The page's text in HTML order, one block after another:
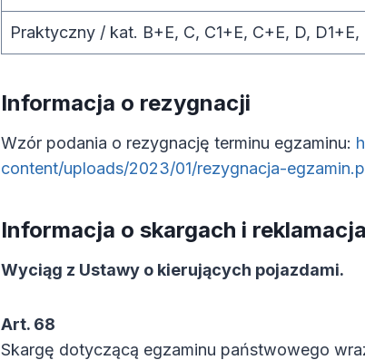
Praktyczny / kat. B+E, C, C1+E, C+E, D, D1+E,
Informacja o rezygnacji
Wzór podania o rezygnację terminu egzaminu:
content/uploads/2023/01/rezygnacja-
Informacja o skargach i
Wyciąg z Ustawy o kierujących pojazdami.
Art. 68
Skargę dotyczącą egzaminu państwowego